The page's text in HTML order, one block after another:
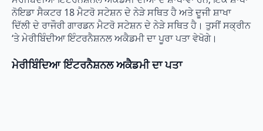
ਨੋਇਡਾ ਸੈਕਟਰ 18 ਮੈਟਰੋ ਸਟੇਸ਼ਨ ਦੇ ਨੇੜੇ ਸਥਿਤ ਹੈ ਅਤੇ ਦੂਜੀ ਸ਼ਾਖਾ
ਦਿੱਲੀ ਦੇ ਰਾਜੌਰੀ ਗਾਰਡਨ ਮੈਟਰੋ ਸਟੇਸ਼ਨ ਦੇ ਨੇੜੇ ਸਥਿਤ ਹੈ। ਤੁਸੀਂ ਸਕ੍ਰੀਨ
‘ਤੇ ਮੇਰੀਬਿੰਦੀਆ ਇੰਟਰਨੈਸ਼ਨਲ ਅਕੈਡਮੀ ਦਾ ਪੂਰਾ ਪਤਾ ਵੇਖੋਗੇ।
ਮੇਰੀਬਿੰਦਿਆ ਇੰਟਰਨੈਸ਼ਨਲ ਅਕੈਡਮੀ ਦਾ ਪਤਾ